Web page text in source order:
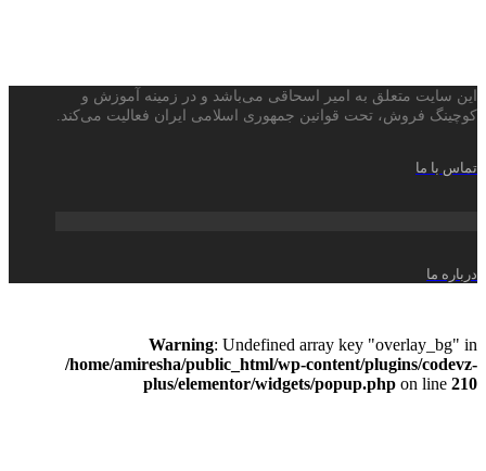
این سایت متعلق به امیر اسحاقی می‌باشد و در زمینه آموزش و
کوچینگ فروش، تحت قوانین جمهوری اسلامی ایران فعالیت می‌کند.
تماس با ما
درباره ما
Warning: Undefined array key "overlay_bg" in
/home/amiresha/public_html/wp-content/plugins/codevz-
plus/elementor/widgets/popup.php on line 210